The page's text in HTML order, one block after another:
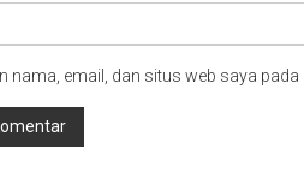
nama, email, dan situs web saya